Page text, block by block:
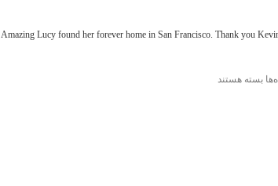
Amazing Lucy found her forever home in San Francisco. Thank you
برای
بسته هستند